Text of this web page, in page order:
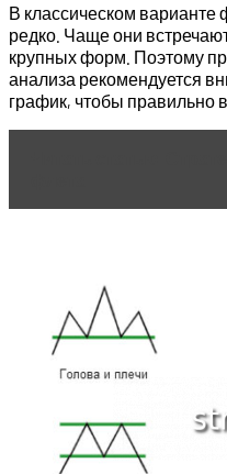
В классическом
редко. Чаще они
крупных форм. Поэтому
анализа рекомендуется
график, чтобы правильно